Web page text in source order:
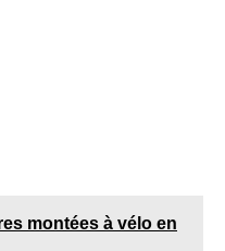
montées à vélo en